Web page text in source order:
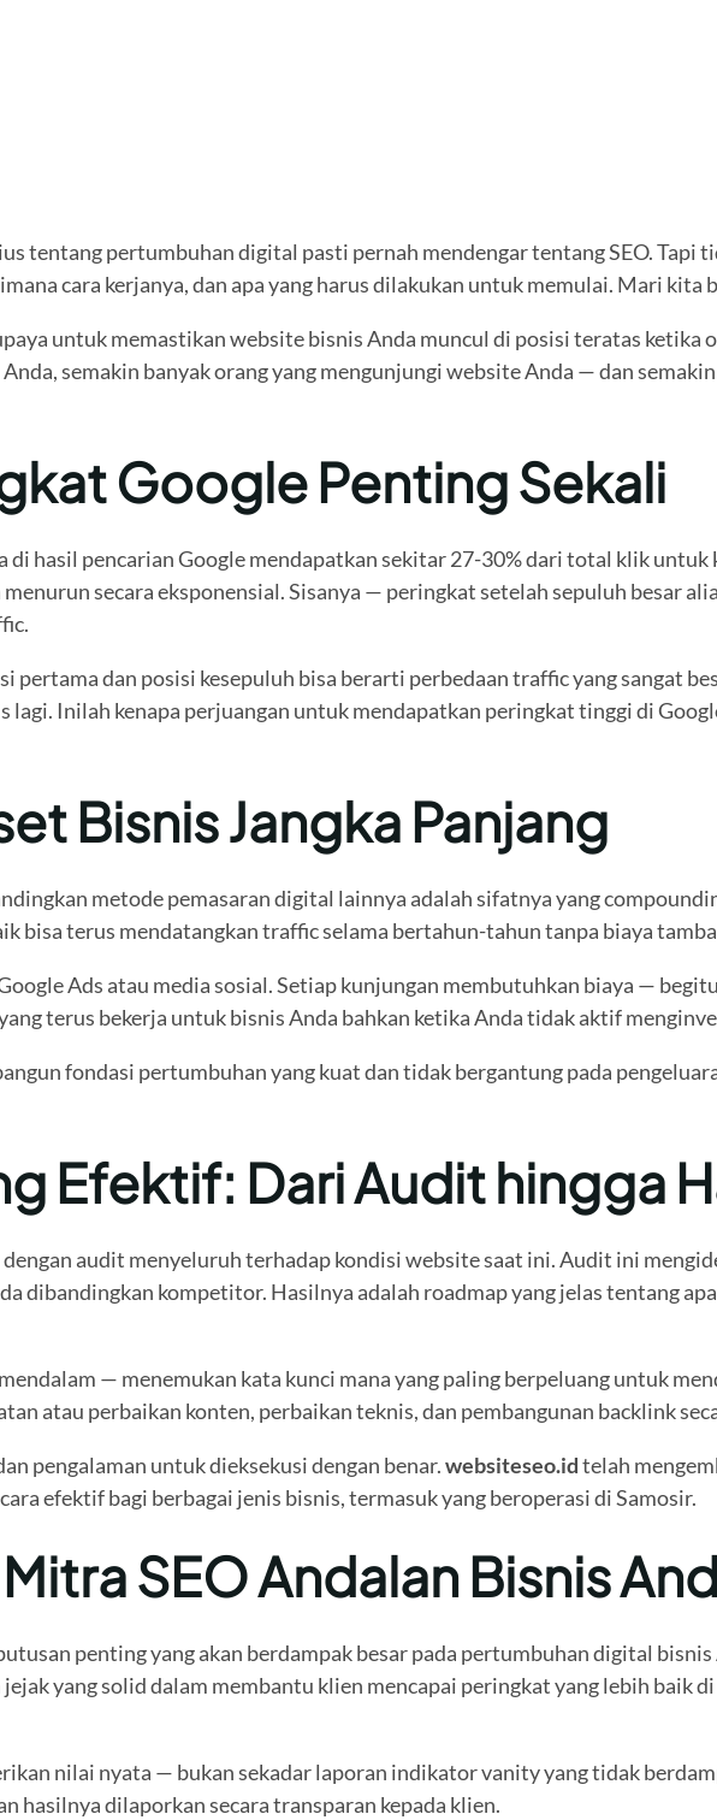
tentang pertumbuhan digital pasti pernah mendengar tentang SEO. Tapi
cara kerjanya, dan apa yang harus dilakukan untuk memulai. Mari kita
untuk memastikan website bisnis Anda muncul di posisi teratas ketika
semakin banyak orang yang mengunjungi website Anda — dan
Google Penting Sekali
hasil pencarian Google mendapatkan sekitar 27-30% dari total klik untuk
secara eksponensial. Sisanya — peringkat setelah sepuluh besar
pertama dan posisi kesepuluh bisa berarti perbedaan traffic yang sangat
lagi. Inilah kenapa perjuangan untuk mendapatkan peringkat tinggi di
Bisnis Jangka Panjang
metode pemasaran digital lainnya adalah sifatnya yang
bisa terus mendatangkan traffic selama bertahun-tahun tanpa biaya
Ads atau media sosial. Setiap kunjungan membutuhkan biaya —
terus bekerja untuk bisnis Anda bahkan ketika Anda tidak aktif
fondasi pertumbuhan yang kuat dan tidak bergantung pada
Efektif: Dari Audit hingga
audit menyeluruh terhadap kondisi website saat ini. Audit ini
dibandingkan kompetitor. Hasilnya adalah roadmap yang jelas tentang
— menemukan kata kunci mana yang paling berpeluang untuk
atau perbaikan konten, perbaikan teknis, dan pembangunan backlink
pengalaman untuk dieksekusi dengan benar.websiteseo.idtelah
efektif bagi berbagai jenis bisnis, termasuk yang beroperasi di Samosir.
SEO Andalan Bisnis
penting yang akan berdampak besar pada pertumbuhan digital bisnis
yang solid dalam membantu klien mencapai peringkat yang lebih baik
nilai nyata — bukan sekadar laporan indikator vanity yang tidak
hasilnya dilaporkan secara transparan kepada klien.